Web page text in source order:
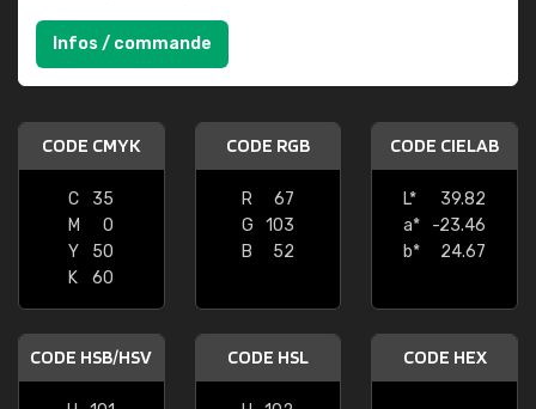
Infos / commande
CODE CMYK
C
35
M
0
Y
50
K
60
CODE RGB
R
67
G
103
B
52
CODE CIELAB
L*
39.82
a*
-23.46
b*
24.67
CODE HSB/HSV CODE HSL CODE HEX